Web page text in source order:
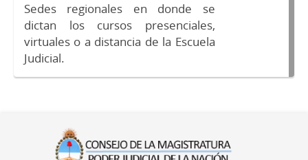
Sedes regionales en donde se
dictan los cursos presenciales,
virtuales o a distancia de la Escuela
Judicial.